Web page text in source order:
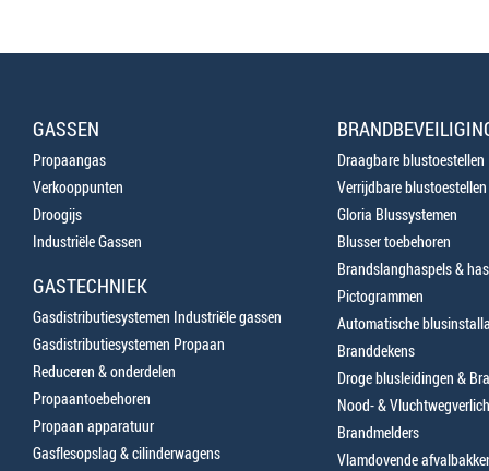
GASSEN
Propaangas
Verkooppunten
Droogijs
Industriële Gassen
GASTECHNIEK
Gasdistributiesystemen Industriële gassen
Gasdistributiesystemen Propaan
Reduceren & onderdelen
Propaantoebehoren
Propaan apparatuur
Gasflesopslag & cilinderwagens
Draagbare blustoestellen
Verrijdbare blustoestellen
Gloria Blussystemen
Blusser toebehoren
Brandslanghaspels &
Pictogrammen
Automatische
Branddekens
Droge blusleidingen &
Nood- &
Brandmelders
Vlamdovende